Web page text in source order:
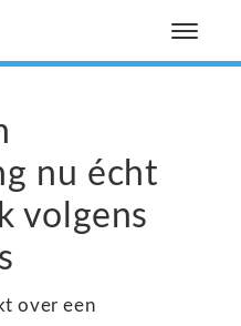
nu écht
volgens
over een